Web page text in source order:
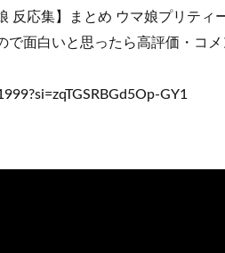
反応集】まとめ ウマ娘プリティ
面白いと思ったら高評価・コ
GY1